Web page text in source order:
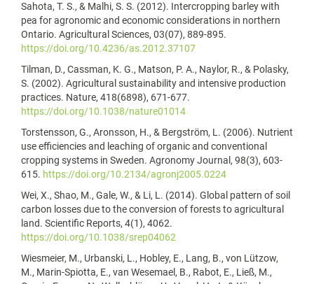
Sahota, T. S., & Malhi, S. S. (2012). Intercropping barley with
pea for agronomic and economic considerations in northern
Ontario. Agricultural Sciences, 03(07), 889-895.
https://doi.org/10.4236/as.2012.37107
Tilman, D., Cassman, K. G., Matson, P. A., Naylor, R., & Polasky,
S. (2002). Agricultural sustainability and intensive production
practices. Nature, 418(6898), 671-677.
https://doi.org/10.1038/nature01014
Torstensson, G., Aronsson, H., & Bergström, L. (2006). Nutrient
use efficiencies and leaching of organic and conventional
cropping systems in Sweden. Agronomy Journal, 98(3), 603-
615. https://doi.org/10.2134/agronj2005.0224
Wei, X., Shao, M., Gale, W., & Li, L. (2014). Global pattern of soil
carbon losses due to the conversion of forests to agricultural
land. Scientific Reports, 4(1), 4062.
https://doi.org/10.1038/srep04062
Wiesmeier, M., Urbanski, L., Hobley, E., Lang, B., von Lützow,
M., Marin-Spiotta, E., van Wesemael, B., Rabot, E., Ließ, M.,